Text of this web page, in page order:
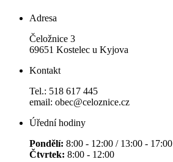
Adresa
Čeložnice 3
69651 Kostelec u Kyjova
Kontakt
Tel.: 518 617 445
email: obec@celoznice.cz
Úřední hodiny
Pondělí: 8:00 - 12:00 / 13:00 - 17:00
Čtvrtek: 8:00 - 12:00